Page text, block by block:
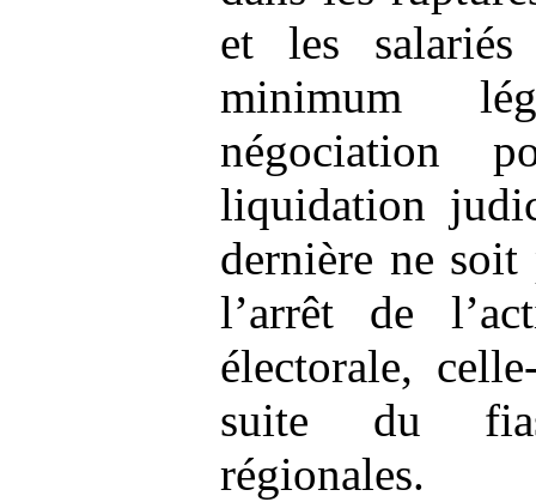
et les
minimum
négociation
liquidation
dernière ne soit
l’arrêt de
électorale,
suite du
régionales.